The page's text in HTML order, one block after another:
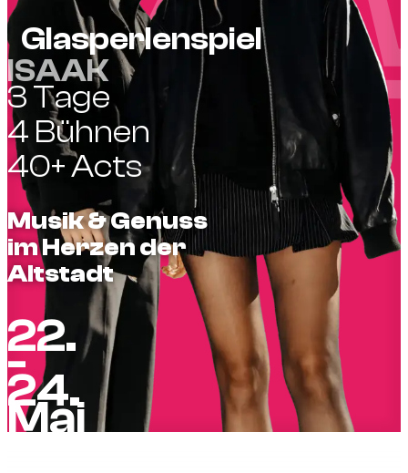
Glasperlenspiel
ISAAK
3 Tage
4 Bühnen
40+ Acts
Musik & Genuss
im Herzen der
Altstadt
22.
-
24.
Mai